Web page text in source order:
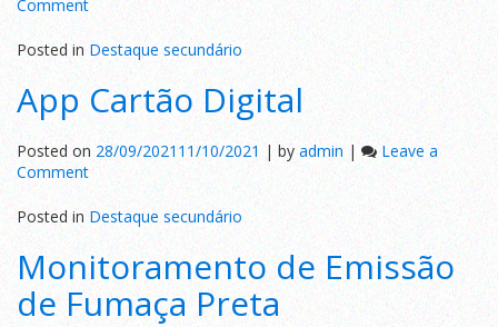
Comment
Consórcio
Transoceânico
distribui
brinquedos
Posted inDestaque secundário
App Cartão Digital
Posted on 28/09/202111/10/2021 |by admin|
Leave a
Commenton
App
Cartão
Digital
Posted inDestaque secundário
Monitoramento de Emissão
de Fumaça Preta